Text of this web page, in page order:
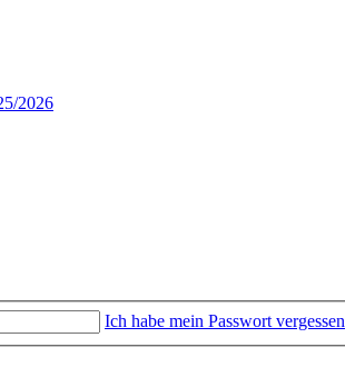
2026
Ich habe mein Passwort vergessen